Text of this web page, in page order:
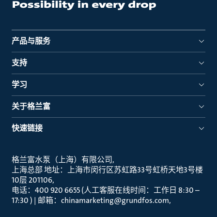
产品与服务
支持
学习
关于格兰富
快速链接
格兰富水泵（上海）有限公司
上海总部 地址：上海市闵行区苏虹路33号虹桥天地3号楼
10层 201106
电话：400 920 6655 (人工客服在线时间：工作日 8:30 –
17:30 ) | 邮箱：chinamarketing@grundfos.com